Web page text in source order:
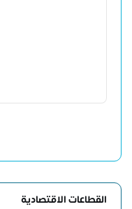
القطاعات الاقتصادية